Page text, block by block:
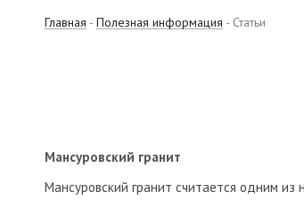
Главная - Полезная информация - Статьи
Мансуровский гранит
Мансуровский гранит считается одним